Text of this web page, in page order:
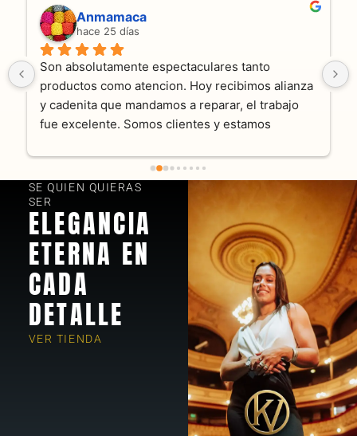
Anmamaca
hace 25 días
Son absolutamente espectaculares tanto
productos como atencion. Hoy recibimos alianza
y cadenita que mandamos a reparar, el trabajo
fue excelente. Somos clientes y estamos
SE QUIEN QUIERAS
SER
ELEGANCIA
ETERNA EN
CADA
DETALLE
VER TIENDA